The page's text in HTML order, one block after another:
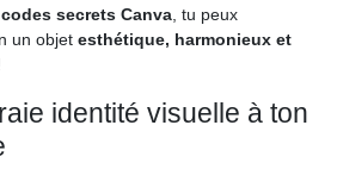
codes secrets Canva , tu peux
un objet esthétique, harmonieux et
identité visuelle à ton